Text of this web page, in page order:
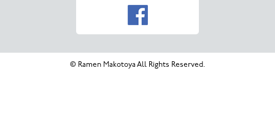
© Ramen Makotoya All Rights Reserved.